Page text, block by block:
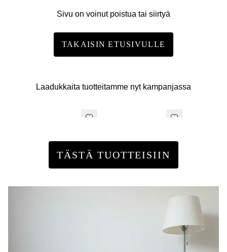
Sivu on voinut poistua tai siirtyä
TAKAISIN ETUSIVULLE
Laadukkaita tuotteitamme nyt kampanjassa
TÄSTÄ TUOTTEISIIN